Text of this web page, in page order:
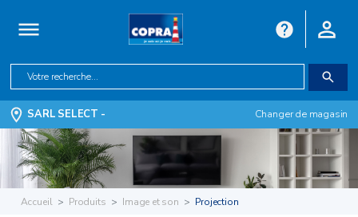
SARL SELECT - Changer de magasin
Accueil Produits Image et son Projection